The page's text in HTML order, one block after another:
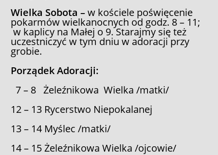
Wielka Sobota –w kościele poświęcenie
pokarmów wielkanocnych od godz. 8 – 11;
w kaplicy na Małej o 9. Starajmy się też
uczestniczyć w tym dniu w adoracji przy
grobie.
Porządek Adoracji:
7 – 8 Żeleźnikowa Wielka /matki/
12 – 13 Rycerstwo Niepokalanej
13 – 14 Myślec /matki/
14 – 15 Żeleźnikowa Wielka /ojcowie/